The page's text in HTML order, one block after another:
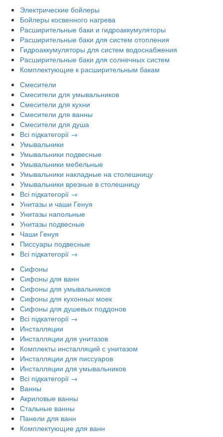
Электрические бойлеры
Бойлеры косвенного нагрева
Расширительные баки и гидроаккумуляторы
Расширительные баки для систем отопления
Гидроаккумуляторы для систем водоснабжения
Расширительные баки для солнечных систем
Комплектующие к расширительным бакам
Смесители
Смесители для умывальников
Смесители для кухни
Смесители для ванны
Смесители для душа
Всі підкатегорії →
Умывальники
Умывальники подвесные
Умывальники мебельные
Умывальники накладные на столешницу
Умывальники врезные в столешницу
Всі підкатегорії →
Унитазы и чаши Генуя
Унитазы напольные
Унитазы подвесные
Чаши Генуя
Писсуары подвесные
Всі підкатегорії →
Сифоны
Сифоны для ванн
Сифоны для умывальников
Сифоны для кухонных моек
Сифоны для душевых поддонов
Всі підкатегорії →
Инсталляции
Инсталляции для унитазов
Комплекты инсталляций с унитазом
Инсталляции для писсуаров
Инсталляции для умывальников
Всі підкатегорії →
Ванны
Акриловые ванны
Стальные ванны
Панели для ванн
Комплектующие для ванн